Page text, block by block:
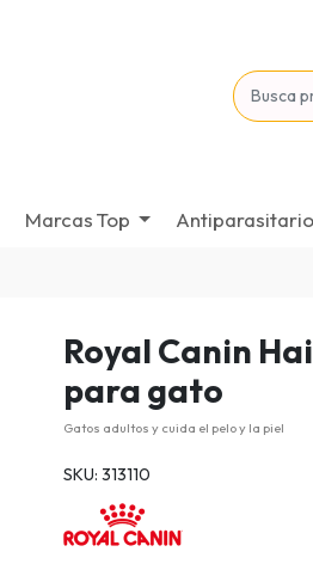
Marcas Top
Royal Canin
para gato
Gatos adultos y cuida el pelo y la piel
SKU: 313110